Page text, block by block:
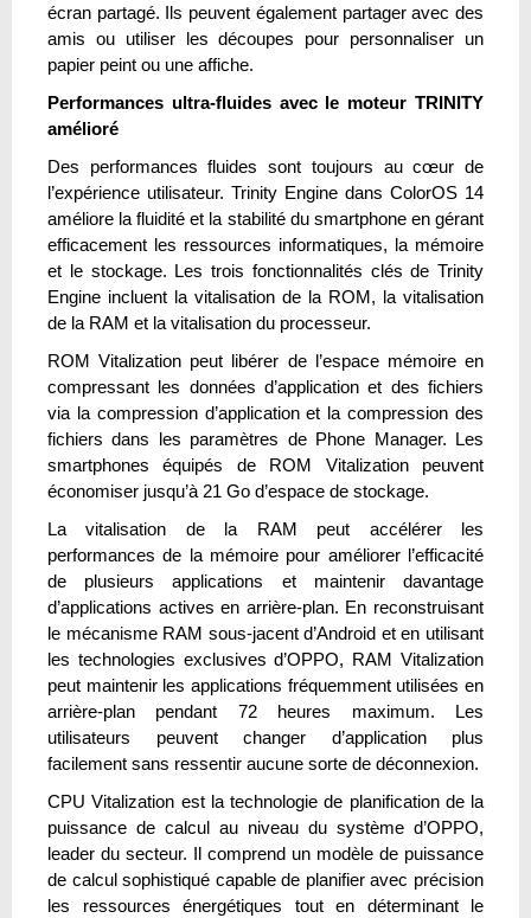
écran partagé. Ils peuvent également partager avec des
amis ou utiliser les découpes pour personnaliser un
papier peint ou une affiche.
Performances ultra-fluides avec le moteur TRINITY
amélioré
Des performances fluides sont toujours au cœur de
l’expérience utilisateur. Trinity Engine dans ColorOS 14
améliore la fluidité et la stabilité du smartphone en gérant
efficacement les ressources informatiques, la mémoire
et le stockage. Les trois fonctionnalités clés de Trinity
Engine incluent la vitalisation de la ROM, la vitalisation
de la RAM et la vitalisation du processeur.
ROM Vitalization peut libérer de l’espace mémoire en
compressant les données d’application et des fichiers
via la compression d’application et la compression des
fichiers dans les paramètres de Phone Manager. Les
smartphones équipés de ROM Vitalization peuvent
économiser jusqu’à 21 Go d’espace de stockage.
La vitalisation de la RAM peut accélérer les
performances de la mémoire pour améliorer l’efficacité
de plusieurs applications et maintenir davantage
d’applications actives en arrière-plan. En reconstruisant
le mécanisme RAM sous-jacent d’Android et en utilisant
les technologies exclusives d’OPPO, RAM Vitalization
peut maintenir les applications fréquemment utilisées en
arrière-plan pendant 72 heures maximum. Les
utilisateurs peuvent changer d’application plus
facilement sans ressentir aucune sorte de déconnexion.
CPU Vitalization est la technologie de planification de la
puissance de calcul au niveau du système d’OPPO,
leader du secteur. Il comprend un modèle de puissance
de calcul sophistiqué capable de planifier avec précision
les ressources énergétiques tout en déterminant le